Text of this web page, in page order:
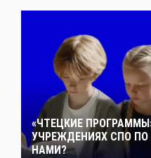
«ЧТЕЦКИЕ
УЧРЕЖДЕНИЯХ СПО ПО
НАМИ?